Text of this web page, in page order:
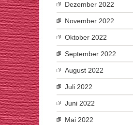
Dezember 2022
November 2022
Oktober 2022
September 2022
August 2022
Juli 2022
Juni 2022
Mai 2022